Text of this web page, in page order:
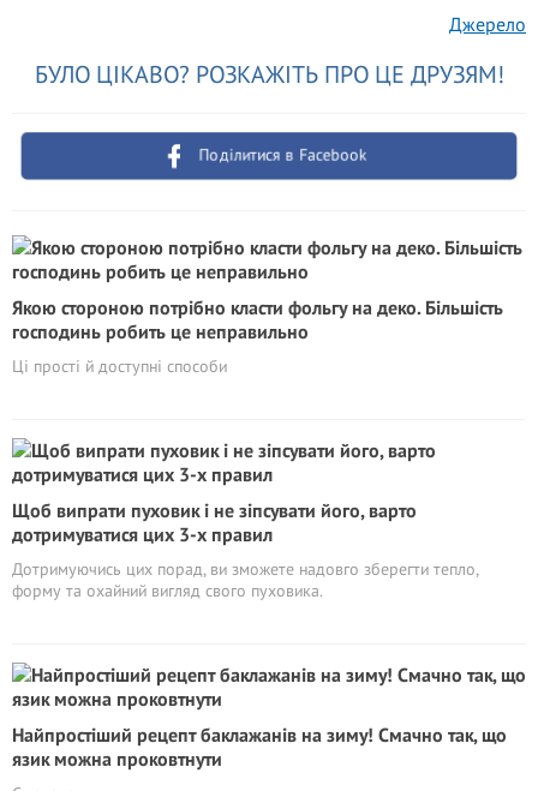
Джерело
БУЛО ЦІКАВО? РОЗКАЖІТЬ ПРО ЦЕ ДРУЗЯМ!
Поділитися в Facebook
Якою стороною потрібно класти фольгу на деко. Більшість
господинь робить це неправильно
Ці прості й доступні способи
Щоб випрати пуховик і не зіпсувати його, варто
дотримуватися цих 3-х правил
Дотримуючись цих порад, ви зможете надовго зберегти тепло,
форму та охайний вигляд свого пуховика.
Найпростіший рецепт баклажанів на зиму! Смачно так, що
язик можна проковтнути